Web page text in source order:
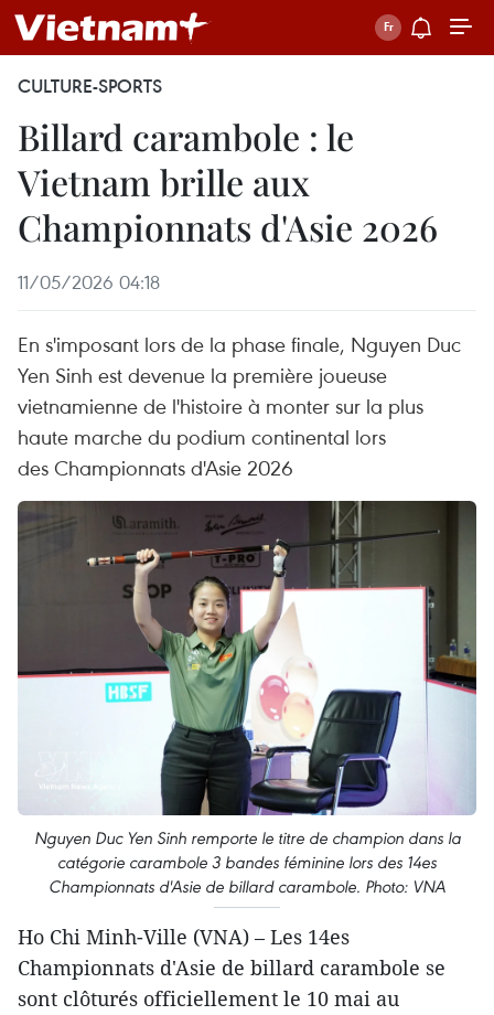
CULTURE-SPORTS
Billard carambole : le
Vietnam brille aux
Championnats d'Asie 2026
11/05/2026 04:18
En s'imposant lors de la phase finale, Nguyen Duc
Yen Sinh est devenue la première joueuse
vietnamienne de l'histoire à monter sur la plus
haute marche du podium continental lors
des Championnats d'Asie 2026
Nguyen Duc Yen Sinh remporte le titre de champion dans la
catégorie carambole 3 bandes féminine lors des 14es
Championnats d'Asie de billard carambole. Photo: VNA
Ho Chi Minh-Ville (VNA) – Les 14es
Championnats d'Asie de billard carambole se
sont clôturés officiellement le 10 mai au